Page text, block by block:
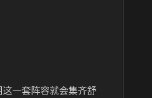
一套阵容就会集齐舒